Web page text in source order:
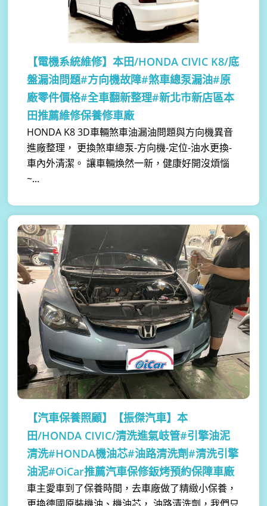
【電機系統維修】本田/HONDA CIVIC K8/底
盤漏油問題#方向機故障#煞車總泵漏油#原
廠零件價格#全車翻新整理#新北市新店區本
田推薦維修保養修車廠
HONDA K8 3D車輛煞車油漏油問題與方向機異音
進廠整理， 更換煞車總泵-方向機-定位-油水更換-
車內外清潔。 讓車輛煥然一新，健康好開沒煩惱
~...
【汽車保養照顧】
【振傑汽車】本
田/HONDA CIVIC/清洗進氣岐管#引擎油泥
清洗#HONDA機油芯#油路清洗劑#清洗引擎
油泥#OiCar推薦汽車保修鈑烤預約保障車廠
車主愛車到了保養時間，去車廠做了精緻小保養，